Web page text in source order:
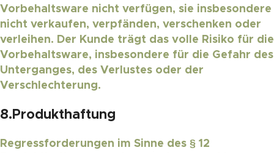
Vorbehaltsware nicht verfügen, sie insbesondere
nicht verkaufen, verpfänden, verschenken oder
verleihen. Der Kunde trägt das volle Risiko für die
Vorbehaltsware, insbesondere für die Gefahr des
Unterganges, des Verlustes oder der
Verschlechterung.
8.Produkthaftung
Regressforderungen im Sinne des § 12